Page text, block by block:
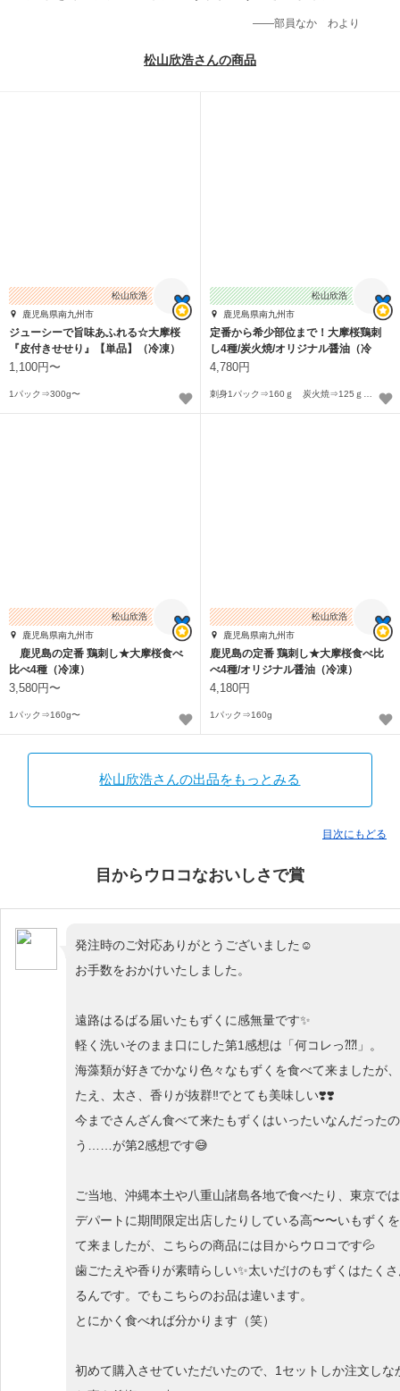
——部員なかゞわより
松山欣浩さんの商品
松山欣浩
鹿児島県南九州市
ジューシーで旨味あふれる☆大摩桜
『皮付きせせり』【単品】（冷凍）
1,100円〜
1パック⇒300g〜
松山欣浩
鹿児島県南九州市
定番から希少部位まで！大摩桜鶏刺
し4種/炭火焼/オリジナル醤油（冷
凍）
4,780円
松山欣浩
鹿児島県南九州市
鹿児島の定番 鶏刺し★大摩桜食べ
比べ4種（冷凍）
3,580円〜
1パック⇒160g〜
松山欣浩
鹿児島県南九州市
鹿児島の定番 鶏刺し★大摩桜食べ比
べ4種/オリジナル醤油（冷凍）
4,180円
1パック⇒160g
松山欣浩さんの出品をもっとみる
目次にもどる
目からウロコなおいしさで賞
発注時のご対応ありがとうございました☺️
お手数をおかけいたしました。
遠路はるばる届いたもずくに感無量です✨
軽く洗いそのまま口にした第1感想は「何コレっ⁈⁈」。
海藻類が好きでかなり色々なもずくを食べて来ましたが
たえ、太さ、香りが抜群‼︎でとても美味しい❣️❣️
今までさんざん食べて来たもずくはいったいなんだった
う……が第2感想です😅
ご当地、沖縄本土や八重山諸島各地で食べたり、東京で
デパートに期間限定出店したりしている高〜〜いもずく
て来ましたが、こちらの商品には目からウロコです💦
歯ごたえや香りが素晴らしい✨太いだけのもずくはたく
るんです。でもこちらのお品は違います。
とにかく食べれば分かります（笑）
初めて購入させていただいたので、1セットしか注文しな